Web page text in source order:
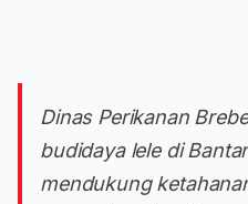
Dinas Perikanan
budidaya lele di
mendukung